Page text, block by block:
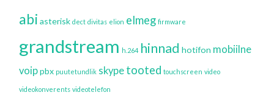
abi asterisk dect divitas elion elmeg firmware
grandstream h.264 hinnad hotifon mobiilne
voippbx puutetundlik skype tooted touchscreen video
videokonverents videotelefon